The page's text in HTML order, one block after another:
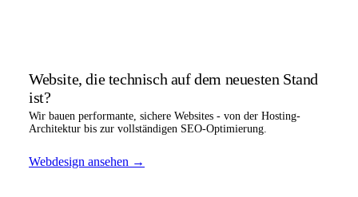
Website, die technisch auf dem neuesten Stand
ist?
Wir bauen performante, sichere Websites - von der Hosting-
Architektur bis zur vollständigen SEO-Optimierung.
Webdesign ansehen →